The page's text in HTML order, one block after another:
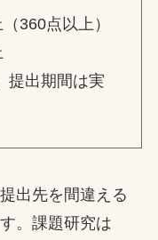
360点以上）
提出期間は実
出先を間違える
。課題研究は